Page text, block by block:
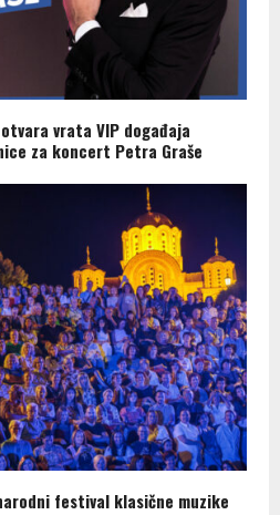
vrata VIP događaja
za koncert Petra Graše
festival klasične muzike